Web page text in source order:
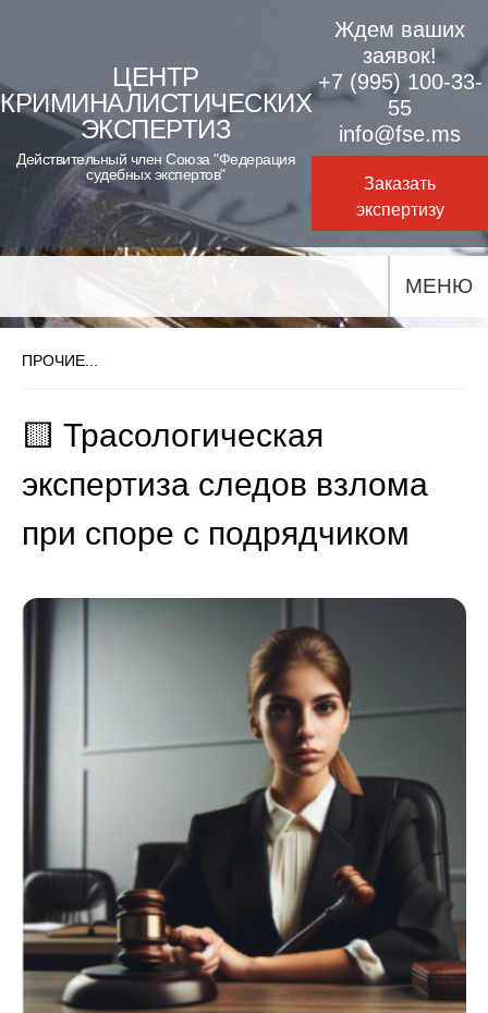
content
ЦЕНТР
КРИМИНАЛИСТИЧЕСКИХ
ЭКСПЕРТИЗ
Действительный член Союза "Федерация
судебных экспертов"
Ждем ваших
заявок!
+7 (995) 100-33-
55
info@fse.ms
Заказать
экспертизу
МЕНЮ
ПРОЧИЕ...
🟨 Трасологическая
экспертиза следов взлома
при споре с подрядчиком